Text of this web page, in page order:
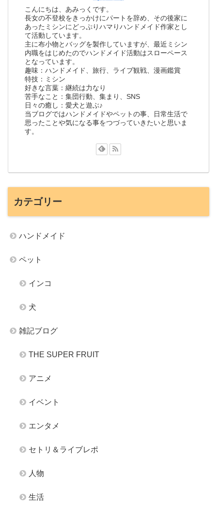
こんにちは、あみっくです。
長女の不登校をきっかけにパートを辞め、その後家に
あったミシンにどっぷりハマりハンドメイド作家とし
て活動しています。
主に布小物とバッグを製作していますが、最近ミシン
内職をはじめたのでハンドメイド活動はスローペース
となっています。
趣味：ハンドメイド、旅行、ライブ観戦、漫画鑑賞
特技：ミシン
好きな言葉：継続は力なり
苦手なこと：集団行動、集まり、SNS
日々の癒し：愛犬と遊ぶ♪
当ブログではハンドメイドやペットの事、日常生活で
思ったことや気になる事をつづっていきたいと思いま
す。
カテゴリー
ハンドメイド
ペット
インコ
犬
雑記ブログ
THE SUPER FRUIT
アニメ
イベント
エンタメ
セトリ＆ライブレポ
人物
生活